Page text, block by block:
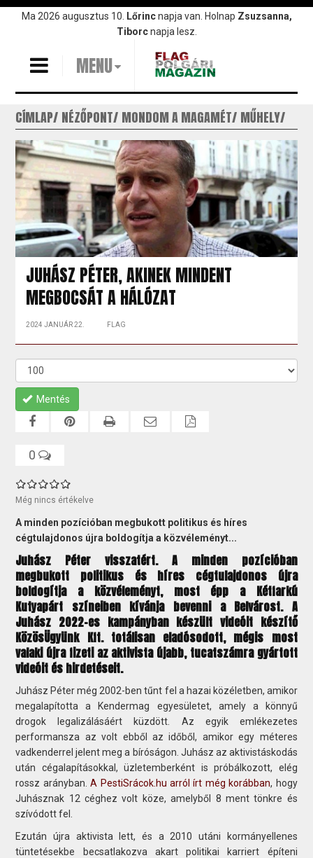
UgrásMa 2026 augusztus 10. Lőrincnapja van. Holnap Zsuzsanna,
Tiborcnapja lesz.
MENU
CÍMLAP NÉZŐPONT MONDOM A MAGAMÉT MŰHELY
JUHÁSZ PÉTER, AKINEK MINDENT
MEGBOCSÁT A HÁLÓZAT
2024 JANUÁR 22. FLAG
Mentés
0
Még nincs értékelve
A minden pozícióban megbukott politikus és híres
cégtulajdonos újra boldogítja a közvéleményt...
Juhász Péter visszatért. A minden pozícióban
megbukott politikus és híres cégtulajdonos újra
boldogítja a közvéleményt, most épp a Kétfarkú
Kutyapárt színeiben kívánja bevenni a Belvárost. A
Juhász 2022-es kampányban készült videóit készítő
KözösÜgyünk Kft. totálisan eladósodott, mégis most
valaki újra fizeti az aktivista újabb, tucatszámra gyártott
videóit és hirdetéseit.
Juhász Péter még 2002-ben tűnt fel a hazai közéletben, amikor
megalapította a Kendermag egyesületet, amely a könnyű
drogok legalizálásáért küzdött. Az egyik emlékezetes
performansza az volt ebből az időből, amikor egy méteres
vadkenderrel jelent meg a bíróságon. Juhász az aktivistáskodás
után cégalapításokkal, üzletemberként is próbálkozott, elég
rossz arányban.A PestiSrácok.hu arról írt még korábban, hogy
Juhásznak 12 céghez volt köze, amelyből 8 ment tönkre és
szívódott fel.
Ezután újra aktivista lett, és a 2010 utáni kormányellenes
tüntetésekbe becsatlakozva akart politikai karriert építeni